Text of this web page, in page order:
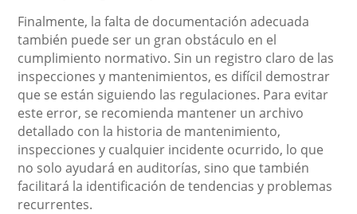
Finalmente, la falta de documentación adecuada
también puede ser un gran obstáculo en el
cumplimiento normativo. Sin un registro claro de las
inspecciones y mantenimientos, es difícil demostrar
que se están siguiendo las regulaciones. Para evitar
este error, se recomienda mantener un archivo
detallado con la historia de mantenimiento,
inspecciones y cualquier incidente ocurrido, lo que
no solo ayudará en auditorías, sino que también
facilitará la identificación de tendencias y problemas
recurrentes.